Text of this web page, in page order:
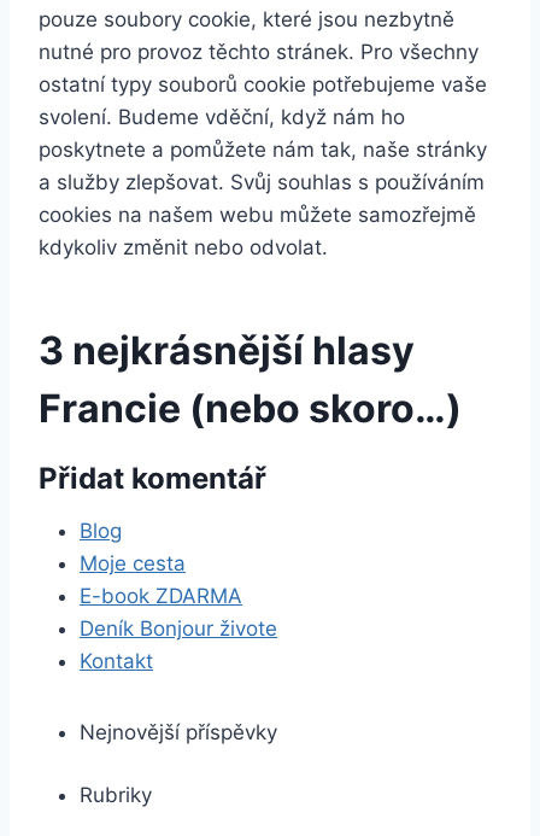
pouze soubory cookie, které jsou nezbytně
nutné pro provoz těchto stránek. Pro všechny
ostatní typy souborů cookie potřebujeme vaše
svolení. Budeme vděční, když nám ho
poskytnete a pomůžete nám tak, naše stránky
a služby zlepšovat. Svůj souhlas s používáním
cookies na našem webu můžete samozřejmě
kdykoliv změnit nebo odvolat.
3 nejkrásnější hlasy
Francie (nebo skoro…)
Přidat komentář
Blog
Moje cesta
E-book ZDARMA
Deník Bonjour živote
Kontakt
Nejnovější příspěvky
Rubriky